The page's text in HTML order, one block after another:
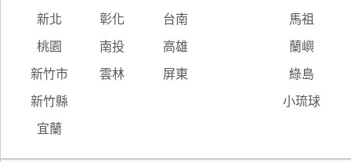
新北 彰化 台南 馬祖
桃園 南投 高雄 蘭嶼
新竹市 雲林 屏東 綠島
新竹縣 小琉球
宜蘭